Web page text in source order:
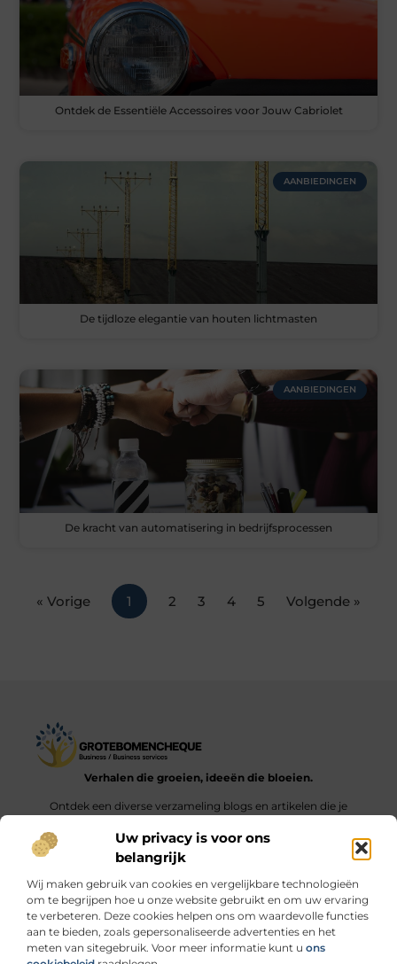
Uw privacy is voor ons
belangrijk
Wij maken gebruik van cookies en vergelijkbare technologieën
om te begrijpen hoe u onze website gebruikt en om uw ervaring
te verbeteren. Deze cookies helpen ons om waardevolle functies
aan te bieden, zoals gepersonaliseerde advertenties en het
meten van sitegebruik. Voor meer informatie kunt u ons
Ontdek de Essentiële Accessoires voor Jouw Cabriolet
AANBIEDINGEN
De tijdloze elegantie van houten lichtmasten
AANBIEDINGEN
De kracht van automatisering in bedrijfsprocessen
« Vorige 1 2 3 4 5 Volgende »
Verhalen die groeien, ideeën die bloeien.
Ontdek een diverse verzameling blogs en artikelen die je
dagelijks leven.
Onze informatie